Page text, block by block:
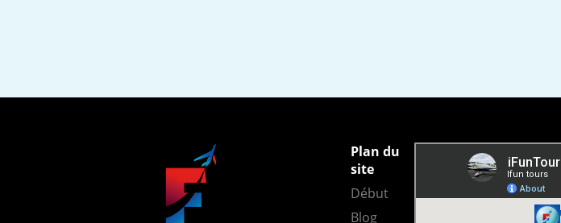
Plan du
site
Début
Blog